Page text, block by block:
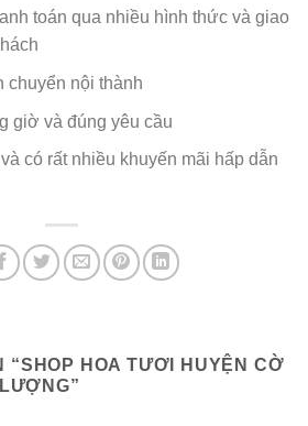
toán qua nhiều hình thức và giao
chuyển nội thành
giờ và đúng yêu cầu
có rất nhiều khuyến mãi hấp dẫn
“SHOP HOA TƯƠI HUYỆN CỜ
”